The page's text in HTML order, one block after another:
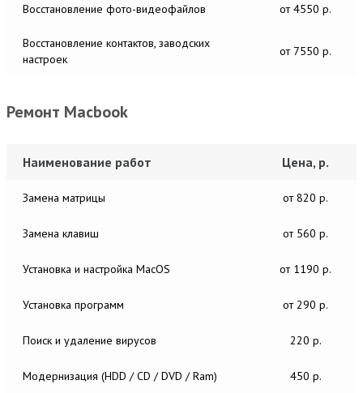
Восстановление фото-видеофайлов от 4550 р.
Восстановление контактов, заводских
настроек
от 7550 р.
Ремонт Macbook
Наименование работ Цена, р.
Замена матрицы от 820 р.
Замена клавиш от 560 р.
Установка и настройка MacОS от 1190 р.
Установка программ от 290 р.
Поиск и удаление вирусов 220 р.
Модернизация (HDD / CD / DVD / Ram) 450 р.